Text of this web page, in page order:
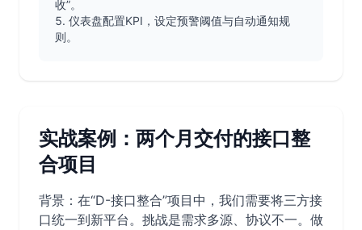
收”。
仪表盘配置KPI，设定预警阈值与自动通知规
则。
实战案例：两个月交付的接口整
合项目
背景：在“D-接口整合”项目中，我们需要将三方接
口统一到新平台。挑战是需求多源、协议不一。做